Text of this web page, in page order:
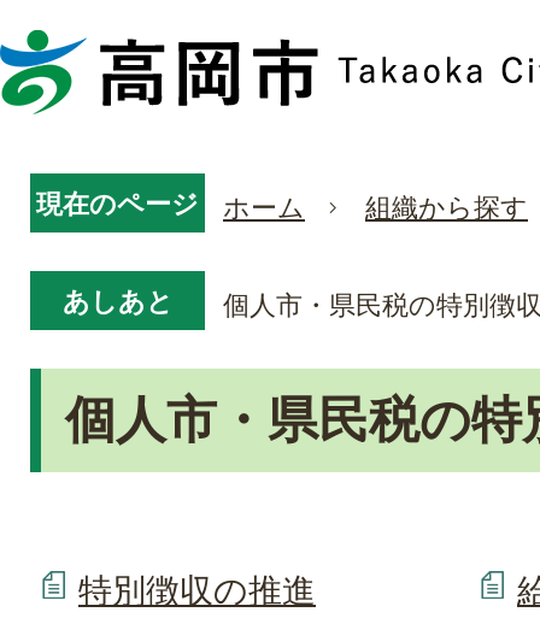
現在のページ ホーム 組織から探す
あしあと 個人市・県民税の特別徴
個人市・県民税の特
特別徴収の推進